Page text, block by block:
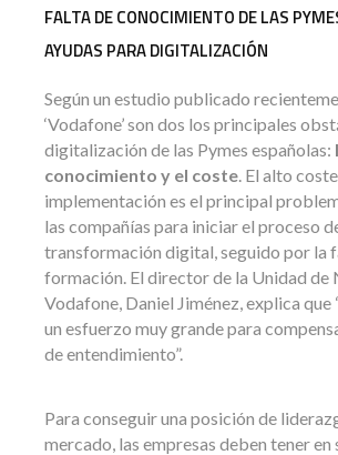
FALTA DE CONOCIMIENTO DE LAS
AYUDAS PARA DIGITALIZACIÓN
Según un estudio publicado
‘Vodafone’ son dos los principales
digitalización de las Pymes españolas:
conocimiento y el coste. El alto
implementación es el principal
las compañías para iniciar el proceso
transformación digital, seguido por la
formación. El director de la Unidad de
Vodafone, Daniel Jiménez, explica que
un esfuerzo muy grande para
de entendimiento”.
Para conseguir una posición de
mercado, las empresas deben tener en